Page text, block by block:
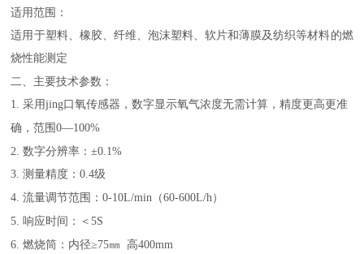
适用范围：
适用于塑料、橡胶、纤维、泡沫塑料、软片和薄膜及纺织等材料的燃
烧性能测定
二、 主要技术参数：
1.采用jing口氧传感器，数字显示氧气浓度无需计算，精度更高更准
确，范围0—100%
2.数字分辨率：±0.1%
3.测量精度：0.4级
4.流量调节范围：0-10L/min（60-600L/h）
5.响应时间：＜5S
6.燃烧筒 ： 内径≥75㎜ 高400mm